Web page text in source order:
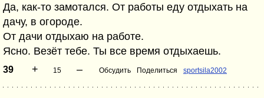
Да, как-то замотался. От работы еду отдыхать на
дачу, в огороде.
От дачи отдыхаю на работе.
Ясно. Везёт тебе. Ты все время отдыхаешь.
39 + 15 – Обсудить Поделиться sportsila2002